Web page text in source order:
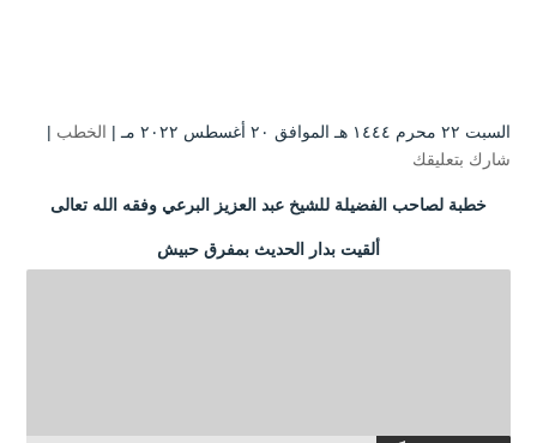
السبت ۲۲ محرم ۱٤٤٤ هـ الموافق ۲۰ أغسطس ۲۰۲۲ مـ | الخطب |
شارك بتعليقك
خطبة لصاحب الفضيلة للشيخ عبد العزيز البرعي وفقه الله تعالى
ألقيت بدار الحديث بمفرق حبيش